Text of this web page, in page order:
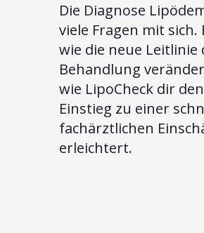
Die Diagnose
viele Fragen mit sich.
wie die neue Leitlinie
Behandlung
wie LipoCheck dir den
Einstieg zu einer
fachärztlichen
erleichtert.